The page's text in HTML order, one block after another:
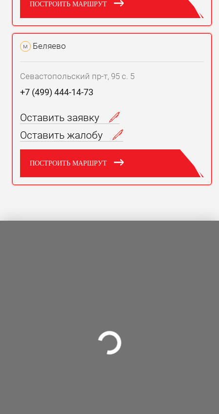
ПОСТРОИТЬ МАРШРУТ
м Беляево
Севастопольский пр-т, 95 с. 5
+7 (499) 444-14-73
Оставить заявку
Оставить жалобу
ПОСТРОИТЬ МАРШРУТ